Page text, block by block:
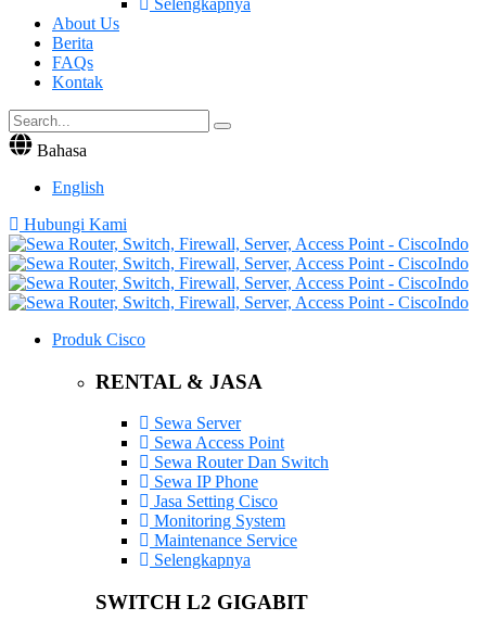
About Us
Berita
FAQs
Kontak
Bahasa
English
Hubungi Kami
Produk Cisco
RENTAL & JASA
Sewa Server
Sewa Access Point
Sewa Router Dan Switch
Sewa IP Phone
Jasa Setting Cisco
Monitoring System
Maintenance Service
Selengkapnya
SWITCH L2 GIGABIT